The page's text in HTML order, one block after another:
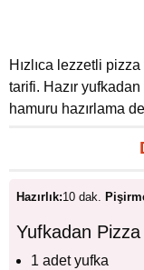
Hızlıca lezzetli
tarifi. Hazır
hamuru hazırlama
Hazırlık:10 dak.
Yufkadan
1 adet yufka